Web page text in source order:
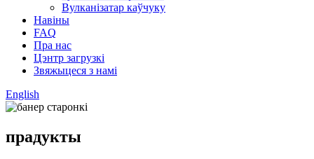
Вулканізатар каўчуку
Навіны
FAQ
Пра нас
Цэнтр загрузкі
Звяжыцеся з намі
English
прадукты